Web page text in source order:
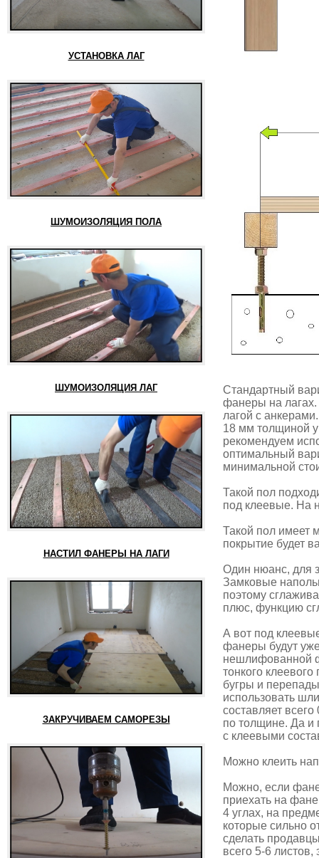
УСТАНОВКА ЛАГ
ШУМОИЗОЛЯЦИЯ ПОЛА
ШУМОИЗОЛЯЦИЯ ЛАГ
НАСТИЛ ФАНЕРЫ НА ЛАГИ
ЗАКРУЧИВАЕМ САМОРЕЗЫ
Стандартный
фанеры на лагах.
лагой с
18 мм толщиной
рекомендуем
оптимальный
минимальной
Такой пол
под клеевые. На
Такой пол имеет
покрытие будет
Один нюанс, для
Замковые
поэтому
плюс, функцию
А вот под
фанеры будут
нешлифованной
тонкого
бугры и
использовать
составляет
по толщине. Да и
с клеевыми
Можно клеить
Можно, если
приехать на
4 углах, на
которые сильно
сделать
всего 5-6